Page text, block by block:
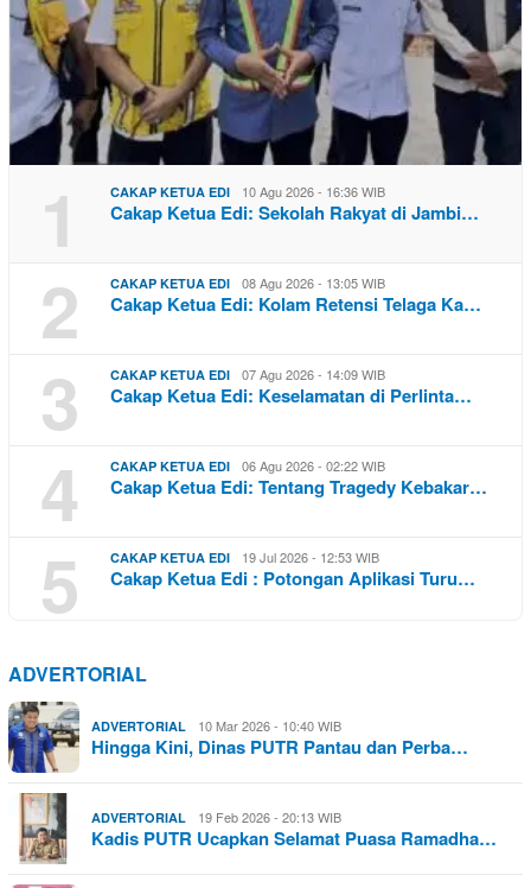
1 CAKAP KETUA EDI 10 Agu 2026 - 16:36 WIB
Cakap Ketua Edi: Sekolah Rakyat di Jambi…
2 CAKAP KETUA EDI 08 Agu 2026 - 13:05 WIB
Cakap Ketua Edi: Kolam Retensi Telaga Ka…
3 CAKAP KETUA EDI 07 Agu 2026 - 14:09 WIB
Cakap Ketua Edi: Keselamatan di Perlinta…
4 CAKAP KETUA EDI 06 Agu 2026 - 02:22 WIB
Cakap Ketua Edi: Tentang Tragedy Kebakar…
5 CAKAP KETUA EDI 19 Jul 2026 - 12:53 WIB
Cakap Ketua Edi : Potongan Aplikasi Turu…
ADVERTORIAL
ADVERTORIAL 10 Mar 2026 - 10:40 WIB
Hingga Kini, Dinas PUTR Pantau dan Perba…
ADVERTORIAL 19 Feb 2026 - 20:13 WIB
Kadis PUTR Ucapkan Selamat Puasa Ramadha…